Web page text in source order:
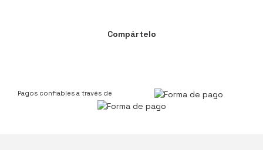
Compártelo
Pagos confiables a través de